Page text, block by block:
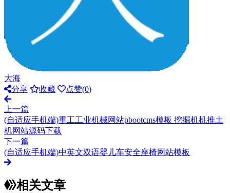
大海
分享
收藏 点赞(0)
上一篇
(自适应手机端)重工工业机械网站pbootcms模板 挖掘机机推土
机网站源码下载
下一篇
(自适应手机端)中英文双语婴儿车安全座椅网站模板
相关文章